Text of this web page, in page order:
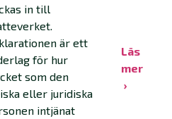
in till
är ett
för hur
som den
eller juridiska
intjänat
Läs
mer